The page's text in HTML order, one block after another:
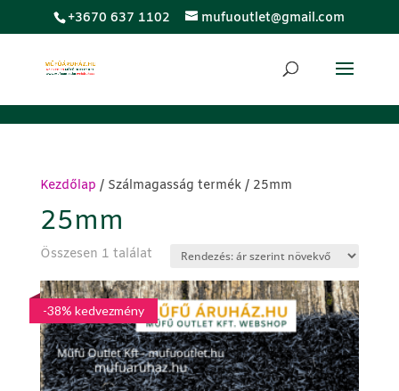
+3670 637 1102 mufuoutlet@gmail.com
Kezdőlap / Szálmagasság termék / 25mm
25mm
Összesen 1 találat
-38% kedvezmény